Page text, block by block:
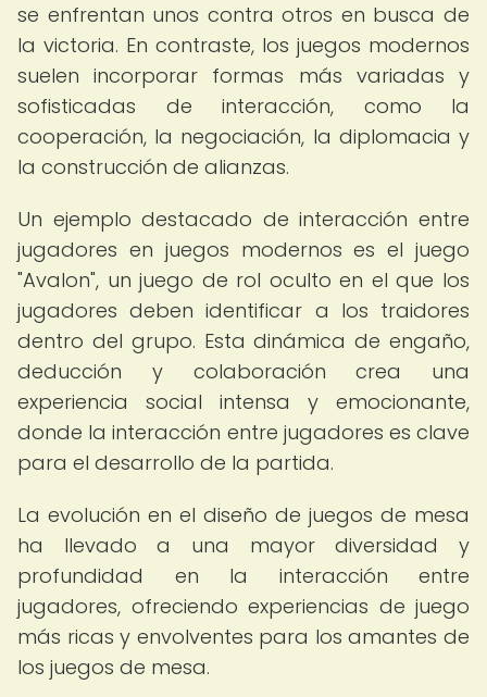
se enfrentan unos contra otros en busca de
la victoria. En contraste, los juegos modernos
suelen incorporar formas más variadas y
sofisticadas de interacción, como la
cooperación, la negociación, la diplomacia y
la construcción de alianzas.
Un ejemplo destacado de interacción entre
jugadores en juegos modernos es el juego
"Avalon", un juego de rol oculto en el que los
jugadores deben identificar a los traidores
dentro del grupo. Esta dinámica de engaño,
deducción y colaboración crea una
experiencia social intensa y emocionante,
donde la interacción entre jugadores es clave
para el desarrollo de la partida.
La evolución en el diseño de juegos de mesa
ha llevado a una mayor diversidad y
profundidad en la interacción entre
jugadores, ofreciendo experiencias de juego
más ricas y envolventes para los amantes de
los juegos de mesa.